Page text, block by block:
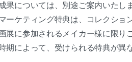
果については、別途ご案内いたし
ーケティング特典は、コレクショ
展に参加されるメイカー様に限り
期によって、受けられる特典が異